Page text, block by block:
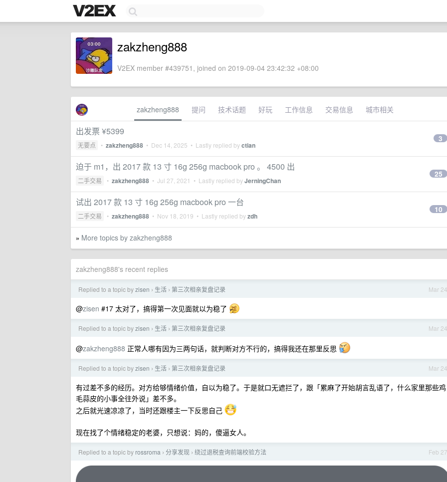
zakzheng888
V2EX member #439751, joined on 2019-09-04 23:42:32 +08:00
zakzheng888 提问 技术话题 好玩 工作信息 交易信息 城市相关
出发票 ¥5399
无要点 • zakzheng888 • Dec 14, 2025 • Lastly replied byctian
3
迫于 m1，出 2017 款 13 寸 16g 256g macbook pro 。 4500 出
二手交易 • zakzheng888 • Jul 27, 2021 • Lastly replied byJerningChan
25
试出 2017 款 13 寸 16g 256g macbook pro 一台
二手交易 • zakzheng888 • Nov 18, 2019 • Lastly replied byzdh
10
» More topics by zakzheng888
zakzheng888's recent replies
Mar 24
Replied to a topic byzisen › 生活 › 第三次相亲复盘记录
@zisen #17 太对了，搞得第一次见面就以为稳了
Mar 24
Replied to a topic byzisen › 生活 › 第三次相亲复盘记录
@zakzheng888 正常人哪有因为三两句话，就判断对方不行的，搞得我还在那里反思
Mar 24
Replied to a topic byzisen › 生活 › 第三次相亲复盘记录
有过差不多的经历。对方给够情绪价值，自以为稳了。于是就口无遮拦了，跟「累麻了开始胡言乱语了，什么家里那些鸡
毛蒜皮的小事全往外说」差不多。
之后就光速凉凉了，当时还跟楼主一下反思自己
现在找了个情绪稳定的老婆，只想说：妈的，傻逼女人。
Feb 27
Replied to a topic by rossroma › 分享发现 › 绕过退税查询前端校验方法